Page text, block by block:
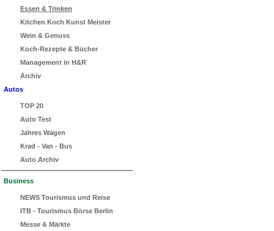
Essen & Trinken
Kitchen Koch Kunst Meister
Wein & Genuss
Koch-Rezepte & Bücher
Management in H&R
Archiv
Autos
TOP 20
Auto Test
Jahres Wagen
Krad - Van - Bus
Auto Archiv
Business
NEWS Tourismus und Reise
ITB - Tourismus Börse Berlin
Messe & Märkte